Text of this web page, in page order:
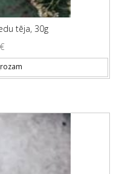
tēja, 30g
€